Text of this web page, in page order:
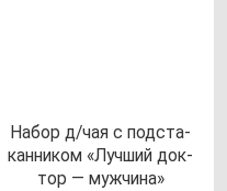
Набор д/чая с под­ста­
кан­ни­ком «Луч­ший док­
тор — муж­чи­на»